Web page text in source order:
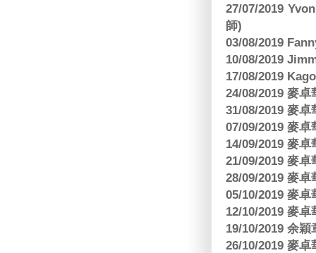
27/07/2019
師)
03/08/2019
10/08/2019
17/08/2019
24/08/2019 麥
31/08/2019 麥
07/09/2019 麥
14/09/2019 麥
21/09/2019 麥
28/09/2019 麥
05/10/2019 麥
12/10/2019 麥
19/10/2019 余
26/10/2019 麥